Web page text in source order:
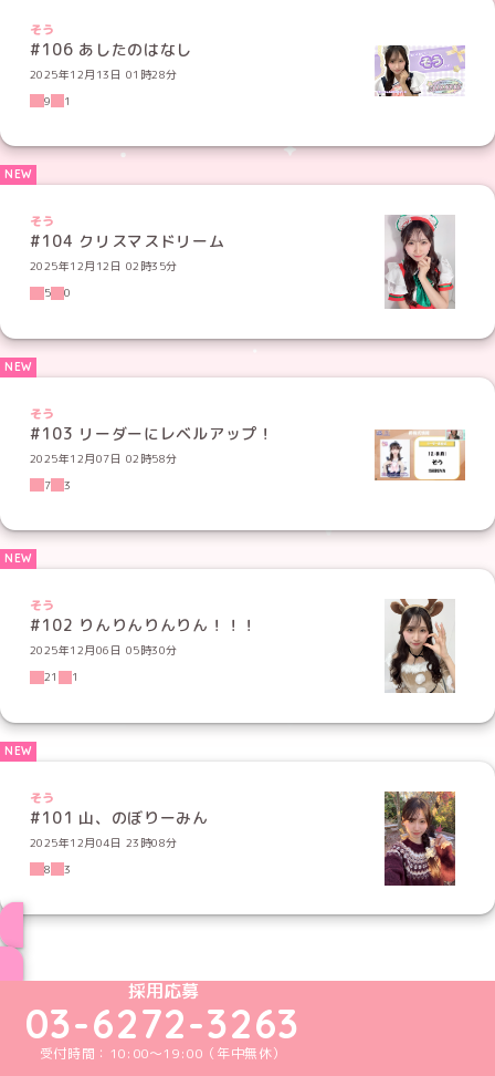
そう
#106 あしたのはなし
2025年12月13日 01時28分
9
1
そう
#104 クリスマスドリーム
2025年12月12日 02時35分
5
0
そう
#103 リーダーにレベルアップ！
2025年12月07日 02時58分
7
3
そう
#102 りんりんりんりん！！！
2025年12月06日 05時30分
21
1
そう
#101 山、のぼりーみん
2025年12月04日 23時08分
8
3
めいどりーみんTikTok公式アカウント
めいどりーみんX公式アカウント
めいどりーみんInstagram公式アカウント
めいどりーみんFacebook公式アカウン
めいどりーみんYouTube公式アカ
採用応募
03-6272-3263
受付時間：10:00～19:00（年中無休）